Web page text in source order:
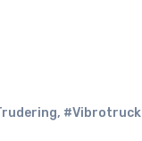
, #Vibrotruck